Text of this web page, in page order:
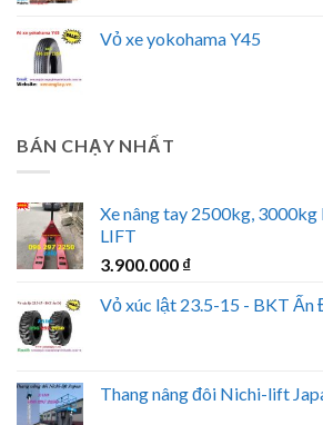
Vỏ xe yokohama Y45
BÁN CHẠY NHẤT
Xe nâng tay 2500kg,
LIFT
3.900.000 ₫
Vỏ xúc lật 23.5-15 - BKT Ấn
Thang nâng đôi Nichi-lift